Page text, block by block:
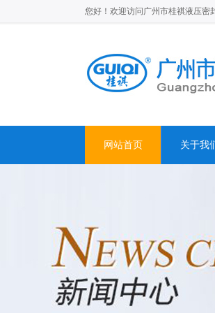
您好！欢迎访问广州市桂祺液压密
网站首页 关于我